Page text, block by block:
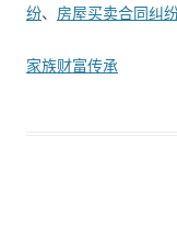
纷、 房屋买卖合同纠
家族财富传承